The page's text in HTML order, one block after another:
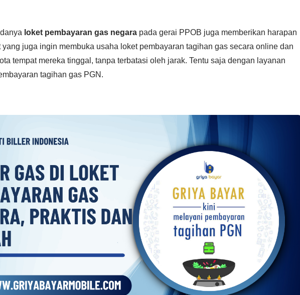
loket pembayaran gas negara pada gerai PPOB juga memberikan harapan
yang juga ingin membuka usaha loket pembayaran tagihan gas secara online dan
tempat mereka tinggal, tanpa terbatasi oleh jarak. Tentu saja dengan layanan
tagihan gas PGN.